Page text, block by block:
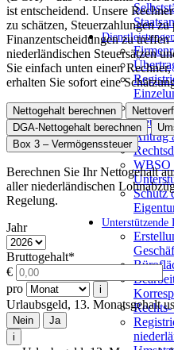
Antrag
WBSO
Schutz
Unterstützende
ist entscheidend. Unsere
zu schätzen, Steuerzahlungen
Finanzentscheidungen zu treffen
niederländischen Steuersätzen
Sie einfach unten einen
erhalten Sie sofort eine
Nettogehalt berechnen
DGA-Nettogehalt berechnen
Box 3 – Vermögenssteuer
Berechnen Sie Ihr Nettogehalt
aller niederländischen
Regelung.
Jahr
Bruttogehalt*
€
pro
i
Urlaubsgeld, 13. Monatsgehalt
Nein
Ja
i